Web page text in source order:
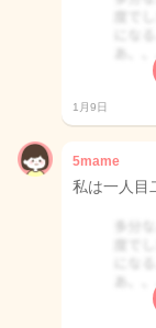
1月9日
5mame
私は一人目